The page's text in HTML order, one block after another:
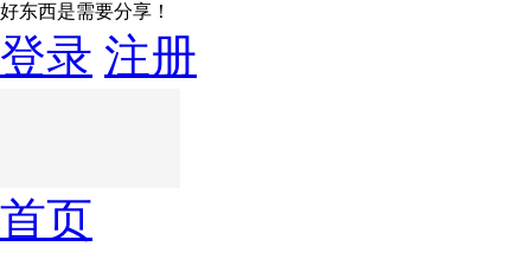
好东西是需要分享！
登录 注册
首页